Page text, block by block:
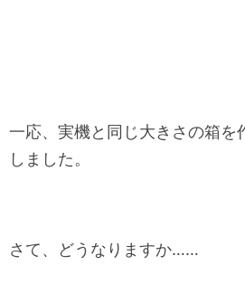
一応、実機と同じ大きさの箱を
しました。
さて、どうなりますか……